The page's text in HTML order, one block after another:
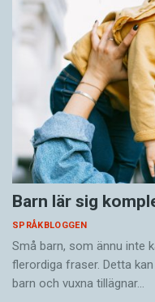
Barn lär sig
SPRÅKBLOGGEN
Små barn, som ännu inte
flerordiga fraser. Detta
barn och vuxna tillägnar…